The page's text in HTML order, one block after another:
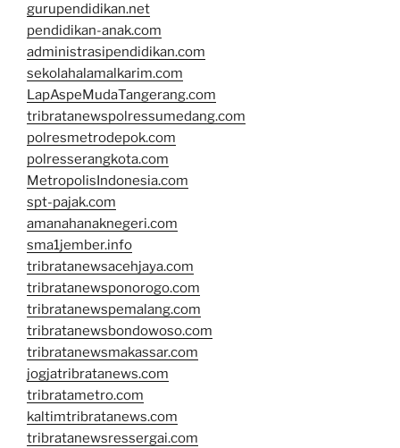
gurupendidikan.net
pendidikan-anak.com
administrasipendidikan.com
sekolahalamalkarim.com
LapAspeMudaTangerang.com
tribratanewspolressumedang.com
polresmetrodepok.com
polresserangkota.com
MetropolisIndonesia.com
spt-pajak.com
amanahanaknegeri.com
sma1jember.info
tribratanewsacehjaya.com
tribratanewsponorogo.com
tribratanewspemalang.com
tribratanewsbondowoso.com
tribratanewsmakassar.com
jogjatribratanews.com
tribratametro.com
kaltimtribratanews.com
tribratanewsressergai.com